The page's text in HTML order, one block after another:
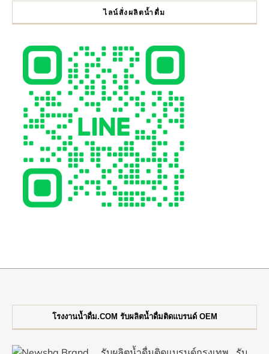
ไลน์สั่งผลิตน้ำดื่ม
โรงงานน้ำดื่ม.COM รับผลิตน้ำดื่มติดแบรนด์ OEM